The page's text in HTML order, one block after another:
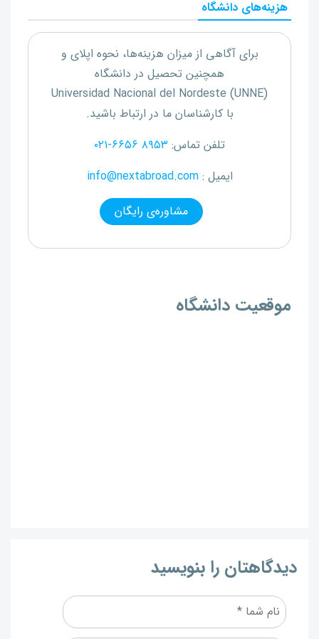
هزینه‌های دانشگاه
برای آگاهی از میزان هزینه‌ها، نحوه اپلای و
همچنین تحصیل در دانشگاه
Universidad Nacional del Nordeste (UNNE)
با کارشناسان ما در ارتباط باشید.
تلفن تماس: ۰۲۱-۶۶۵۶ ۸۹۵۳
ایمیل :info@nextabroad.com
مشاوره‌ی رایگان
موقعیت دانشگاه
دیدگاهتان را بنویسید